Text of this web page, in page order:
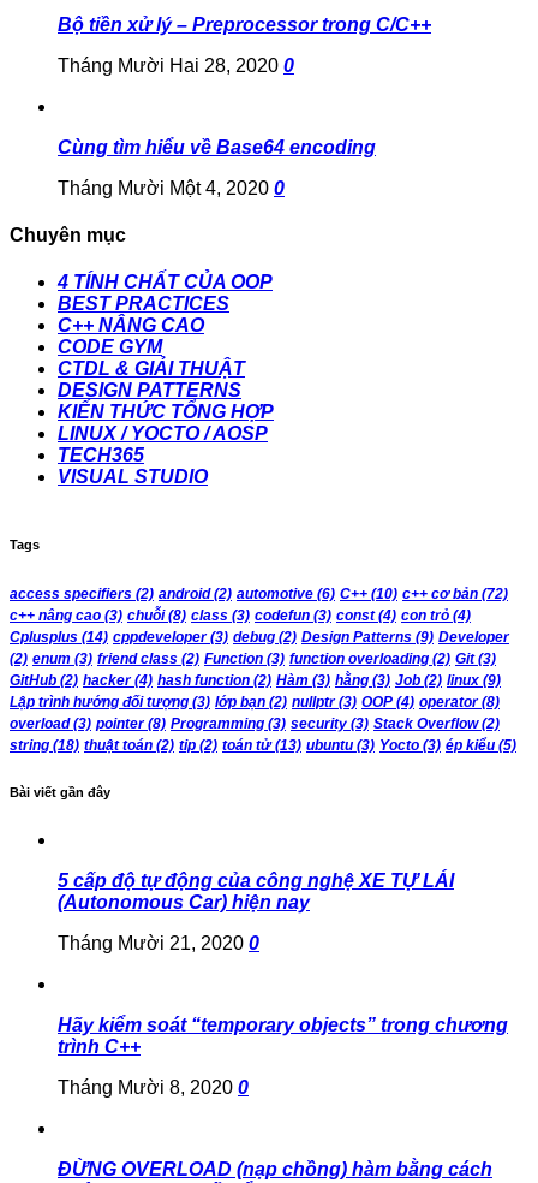
Bộ tiền xử lý – Preprocessor trong C/C++
Tháng Mười Hai 28, 2020 0
Cùng tìm hiểu về Base64 encoding
Tháng Mười Một 4, 2020 0
Chuyên mục
4 TÍNH CHẤT CỦA OOP
BEST PRACTICES
C++ NÂNG CAO
CODE GYM
CTDL & GIẢI THUẬT
DESIGN PATTERNS
KIẾN THỨC TỔNG HỢP
LINUX / YOCTO / AOSP
TECH365
VISUAL STUDIO
Tags
access specifiers (2) android(2) automotive (6) C++ (10) c++ cơ bản (72)
c++ nâng cao (3) chuỗi(8) class (3) codefun (3) const(4) con trỏ (4)
Cplusplus (14) cppdeveloper(3) debug (2) Design Patterns (9) Developer
(2) enum (3) friend class (2) Function (3) function overloading (2) Git(3)
GitHub (2) hacker(4) hash function (2) Hàm (3) hằng (3) Job (2) linux (9)
Lập trình hướng đối tượng (3) lớp bạn (2) nullptr(3) OOP (4) operator(8)
overload(3) pointer(8) Programming (3) security (3) Stack Overflow(2)
string (18) thuật toán (2) tip (2) toán tử(13) ubuntu (3) Yocto (3) ép kiểu (5)
Bài viết gần đây
5 cấp độ tự động của công nghệ XE TỰ LÁI
(Autonomous Car) hiện nay
Tháng Mười 21, 2020 0
Hãy kiểm soát “temporary objects” trong chương
trình C++
Tháng Mười 8, 2020 0
ĐỪNG OVERLOAD (nạp chồng) hàm bằng cách